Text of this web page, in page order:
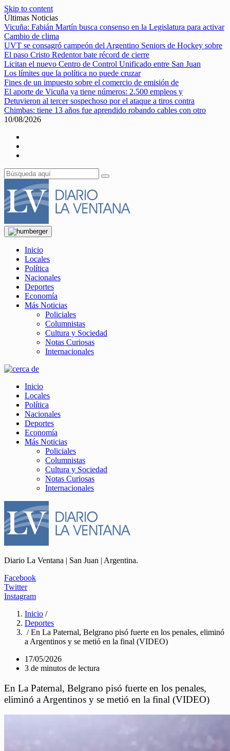
Skip to content
Últimas Noticias
Vicuña: Fabián Martín busca consenso en la Legislatura para activar
Cambio de clima
UVT se consagró campeón del Argentino Seniors de Hockey sobre
El paso Cristo Redentor bate récord de cierre
Licitan el nuevo Centro de Control Unificado entre San Juan
Los límites que la política no puede cruzar
Fines de un impuesto sobre el comercio de emisión de
El aporte de Vicuña ya tiene números: 2.500 empleos y
Detuvieron al tercer sospechoso por el ataque a tiros contra
Chimbas: tiene 13 años fue aprendido robando cables con otro
10/08/2026
Inicio
Locales
Política
Nacionales
Deportes
Economía
Más Noticias
Policiales
Columnistas
Cultura y Sociedad
Notas Curiosas
Internacionales
Inicio
Locales
Política
Nacionales
Deportes
Economía
Más Noticias
Policiales
Columnistas
Cultura y Sociedad
Notas Curiosas
Internacionales
Diario La Ventana | San Juan | Argentina.
Facebook
Twitter
Instagram
Inicio /
Deportes
/ En La Paternal, Belgrano pisó fuerte en los penales, eliminó
a Argentinos y se metió en la final (VIDEO)
17/05/2026
3 de minutos de lectura
En La Paternal, Belgrano pisó fuerte en los penales,
eliminó a Argentinos y se metió en la final (VIDEO)